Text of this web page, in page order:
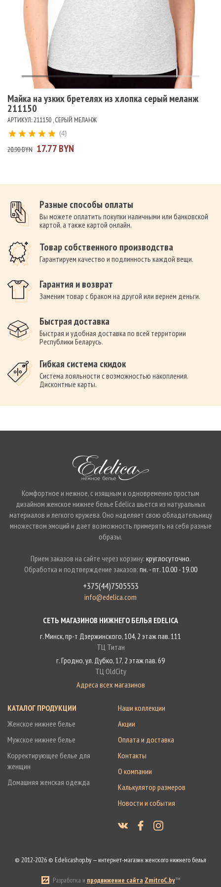
Майка на узких бретелях из хлопка серый меланж
211150
АРТИКУЛ: 211150 , СЕРЫЙ МЕЛАНЖ
20.90 BYN 17.77 BYN
(4)
Разные способы оплаты
Вы можете оплатить покупки наличными или банковской
картой, а также картой онлайн.
Товар собственного производства
Гарантируем качество и подлинность каждой вещи.
Гарантия и возврат
Заменим товар с браком на другой или вернем деньги.
Быстрая доставка
Быстрая и удобная доставка по всей территории
Республики Беларусь.
Гибкая система скидок
Система лояльности с возможностью накопления.
Дисконтные карты.
Комфортное и нежное, с изящным и одновременно простым
дизайном женское нижнее белье Edelica шьется из натуральных
материалов и легкого кружева. Оно наделяет свою обладательницу
множеством эмоций и дает возможность примерять на себя разные
образы.
Прием заказов на сайте через корзину: круглосуточно.
Обработка и подтверждение заказов: пн. - пт. 10.00 - 19.00
+375(44)7505553
info@edelica.com
СЕТЬ МАГАЗИНОВ НИЖНЕГО БЕЛЬЯ EDELICA
г. Минск, пр-т Дзержинского, 104, 2 этаж пав. 111
ТЦ Титан
г. Гродно, ул. Дубко, 17, 2 этаж пав. 69
ТЦ OldCity
Адреса всех магазинов
КАТАЛОГ ПРОДУКЦИИ
Женское нижнее белье
Мужское нижнее белье
Корректирующее белье для
женщин
Домашняя женская одежда
Наши коллекции
Акции
Оплата и доставка
Контакты
О компании
Калькулятор размеров
Новости и события
© 2012-2026 © Edelicashop.by — интернет-магазин женского нижнего белья
Разработка и продвижение сайта ZmitroC.by™